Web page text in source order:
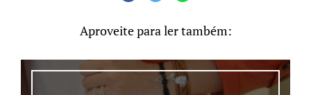
Aproveite para ler também: